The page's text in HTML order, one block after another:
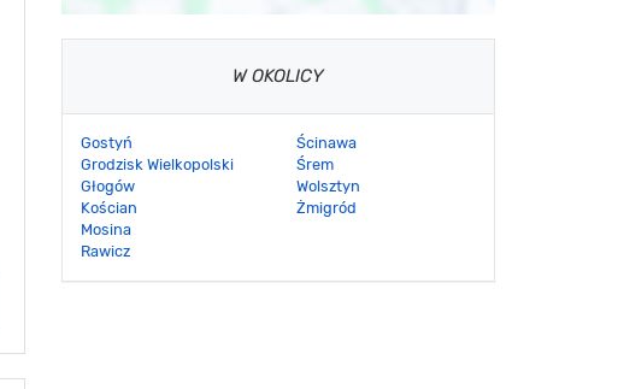
W OKOLICY
Gostyń
Grodzisk Wielkopolski
Głogów
Kościan
Mosina
Rawicz
Ścinawa
Śrem
Wolsztyn
Żmigród